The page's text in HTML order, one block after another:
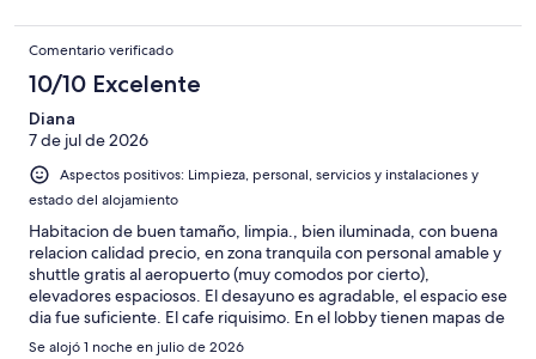
Comentario verificado
10/10 Excelente
Diana
7 de jul de 2026
Aspectos positivos: Limpieza, personal, servicios y instalaciones y
estado del alojamiento
Habitacion de buen tamaño, limpia., bien iluminada, con buena
relacion calidad precio, en zona tranquila con personal amable y
shuttle gratis al aeropuerto (muy comodos por cierto),
elevadores espaciosos. El desayuno es agradable, el espacio ese
dia fue suficiente. El cafe riquisimo. En el lobby tienen mapas de
la ciudad. Gran estancia.
Se alojó 1 noche en julio de 2026